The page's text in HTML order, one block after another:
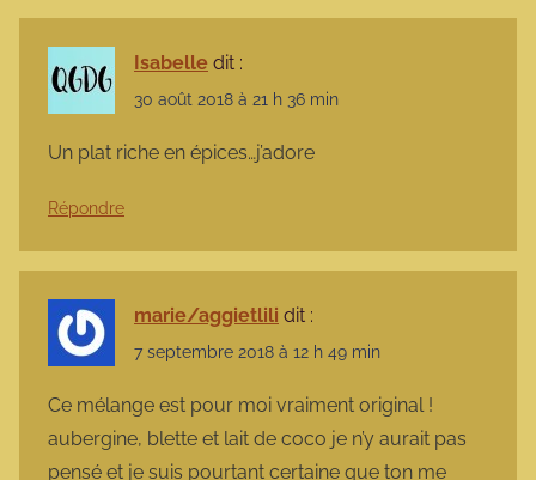
Isabelle dit :
30 août 2018 à 21 h 36 min
Un plat riche en épices…j’adore
Répondre
marie/aggietlili dit :
7 septembre 2018 à 12 h 49 min
Ce mélange est pour moi vraiment original !
aubergine, blette et lait de coco je n’y aurait pas
pensé et je suis pourtant certaine que ton me